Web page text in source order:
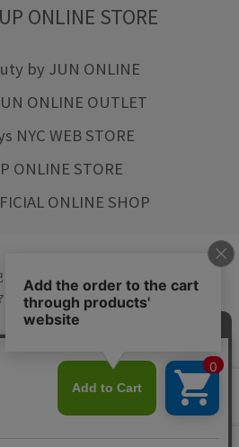
ONLINE STORE
by JUN ONLINE
ONLINE OUTLET
NYC WEB STORE
ONLINE STORE
ONLINE SHOP
プライバシーポリシー
ップ リクルート ご利用ガイド
ALL RIGHTS RESERVED.
カートに入れる